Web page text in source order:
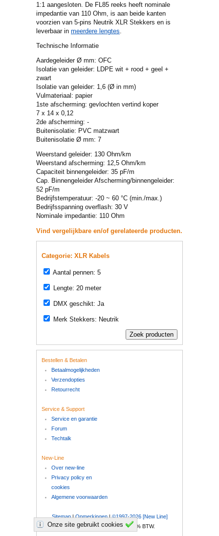
1:1 aangesloten. De FL85 reeks heeft nominale
impedantie van 110 Ohm, is aan beide kanten
voorzien van 5-pins Neutrik XLR Stekkers en is
leverbaar in meerdere lengtes.
Technische Informatie
Aardegeleider Ø mm: OFC
Isolatie van geleider: LDPE wit + rood + geel +
zwart
Isolatie van geleider: 1,6 (Ø in mm)
Vulmateriaal: papier
1ste afscherming: gevlochten vertind koper
7 x 14 x 0,12
2de afscherming: -
Buitenisolatie: PVC matzwart
Buitenisolatie Ø mm: 7
Weerstand geleider: 130 Ohm/km
Weerstand afscherming: 12,5 Ohm/km
Capaciteit binnengeleider: 35 pF/m
Cap. Binnengeleider Afscherming/binnengeleider:
52 pF/m
Bedrijfstemperatuur: -20 ~ 60 °C (min./max.)
Bedrijfsspanning overflash: 30 V
Nominale impedantie: 110 Ohm
Vind vergelijkbare en/of gerelateerde producten.
Categorie: XLR Kabels
Aantal pennen: 5
Lengte: 20 meter
DMX geschikt: Ja
Merk Stekkers: Neutrik
Bestellen & Betalen
Betaalmogelijkheden
Verzendopties
Retourrecht
Service & Support
Service en garantie
Forum
Techtalk
New-Line
Over new-line
Privacy policy en
cookies
Algemene voorwaarden
Sitemap|Opmerkingen|©1997-2026 [New Line]
Al onze prijzen zijn inclusief 21% BTW.
Onze site gebruikt cookies